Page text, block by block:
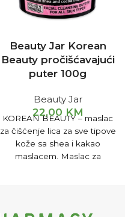
Beauty Jar Korean
Beauty pročišćavajući
puter 100g
Beauty Jar
22,00 KM
KOREAN BEAUTY – maslac
za čišćenje lica za sve tipove
kože sa shea i kakao
maslacem. Maslac za